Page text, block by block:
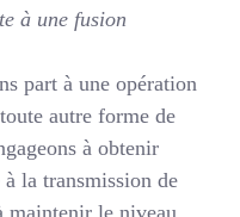
à une fusion
part à une opération
autre forme de
à obtenir
la transmission de
maintenir le niveau